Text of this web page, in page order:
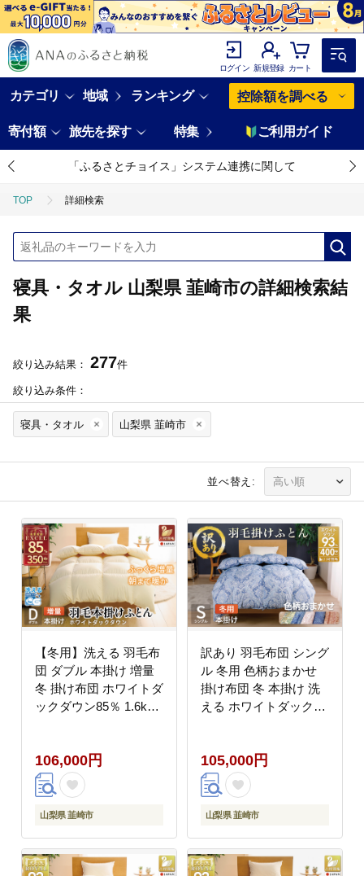
ログイン 新規登録 カート
カテゴリ 地域 ランキング 控除額を調べる
寄付額 旅先を探す 特集 ご利用ガイド
「ふるさとチョイス」システム連携に関して
TOP 詳細検索
寝具・タオル 山梨県 韮崎市の詳細検索結
果
絞り込み結果： 277件
絞り込み条件：
寝具・タオル 山梨県 韮崎市
並べ替え:
【冬用】洗える 羽毛布
団 ダブル 本掛け 増量
冬 掛け布団 ホワイトダ
ックダウン85％ 1.6kg
本掛け布団 4つ星 エク
セルゴールドラベル ダ
ウンケット 寝具 掛布団
羽毛掛け布団 コインラ
加工 柔軟加工 防ダニ
[川村羽毛 山梨県 韮崎
106,000円
山梨県 韮崎市
訳あり 羽毛布団 シング
ル 冬用 色柄おまかせ
掛け布団 冬 本掛け 洗
える ホワイトダックダ
ん 羽毛ふとん 掛布団
日本製 寝具 羽毛掛け布
団 訳アリ ダウン ダウ
ンケット ブルガリア産
市 20743598]
105,000円
山梨県 韮崎市